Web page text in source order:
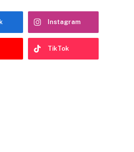
Instagram
TikTok